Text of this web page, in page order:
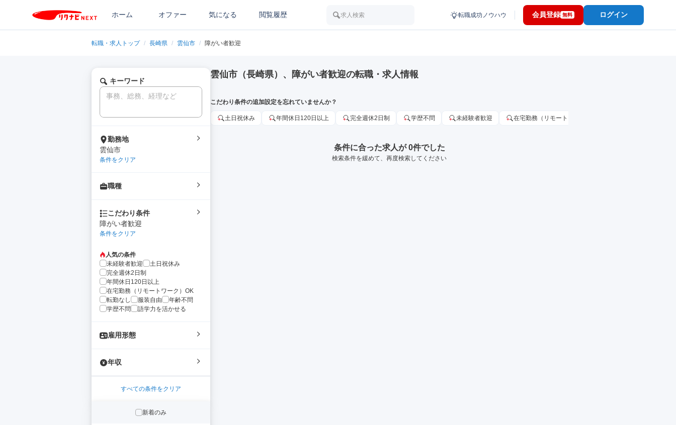
ホーム オファー 気になる 閲覧履歴 求人検索 転職成功ノウハウ 会員登録 無料 ログイン
転職・求人トップ / 長崎県 / 雲仙市 / 障がい者歓迎
キーワード
勤務地
雲仙市
条件をクリア
職種
こだわり条件
障がい者歓迎
条件をクリア
人気の条件
未経験者歓迎
土日祝休み
完全週休2日制
年間休日120日以上
在宅勤務（リモートワーク）OK
転勤なし
服装自由
年齢不問
学歴不問
語学力を活かせる
雇用形態
年収
すべての条件をクリア
新着のみ
雲仙市（長崎県）、障がい者歓迎の転職・求人情報
こだわり条件の追加設定を忘れていませんか？
土日祝休み 年間休日120日以上 完全週休2日制 学歴不問 未経験者歓迎 在宅勤務（リモートワーク）OK
条件に合った求人が 0件でした
検索条件を緩めて、再度検索してください